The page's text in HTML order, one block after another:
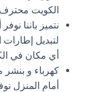
الكويت محترف
نتميز باننا
لتبديل
أي مكان في
كهرباء و
أمام المنزل